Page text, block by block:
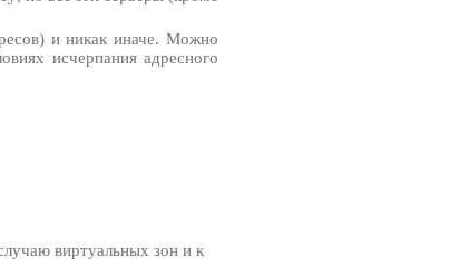
и никак иначе. Можно
исчерпания адресного
виртуальных зон и к